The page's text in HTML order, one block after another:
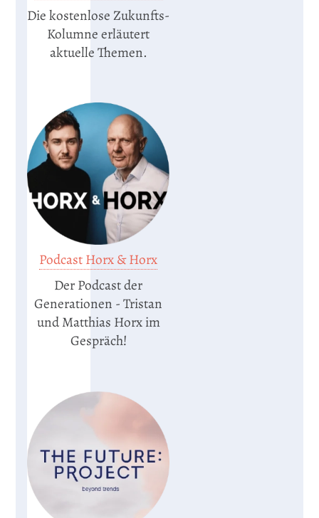
Die kostenlose Zukunfts-
Kolumne erläutert
aktuelle Themen.
Podcast Horx & Horx
Der Podcast der
Generationen - Tristan
und Matthias Horx im
Gespräch!